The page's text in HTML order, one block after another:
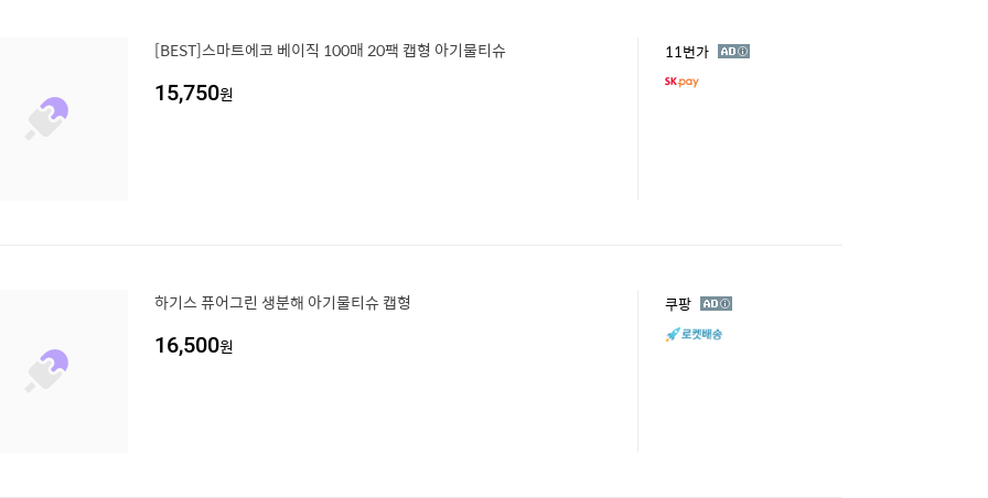
[BEST]스마트에코 베이직 100매 20팩 캡형 아기물티슈
15,750원
11번가 광
하기스 퓨어그린 생분해 아기물티슈 캡형
16,500원
쿠팡 광
고